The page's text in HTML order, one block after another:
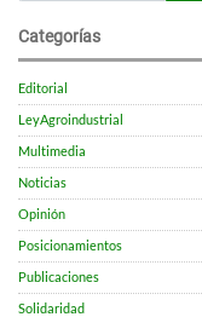
Categorías
Editorial
LeyAgroindustrial
Multimedia
Noticias
Opinión
Posicionamientos
Publicaciones
Solidaridad